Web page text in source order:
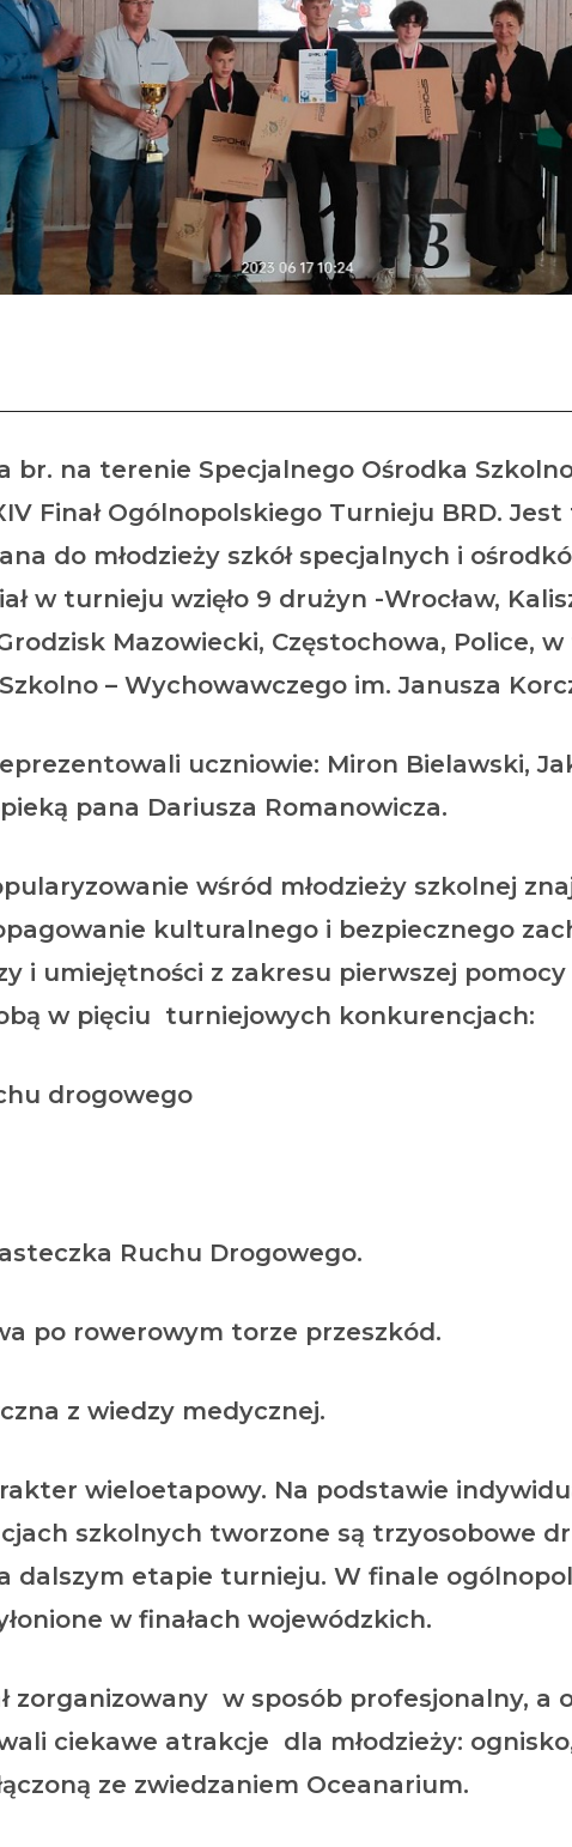
br. na terenie Specjalnego Ośrodka
Finał Ogólnopolskiego Turnieju BRD.
do młodzieży szkół specjalnych i
w turnieju wzięło 9 drużyn -Wrocław,
Mazowiecki, Częstochowa, Police,
– Wychowawczego im. Janusza
uczniowie: Miron Bielawski,
pana Dariusza Romanowicza.
wśród młodzieży szkolnej
kulturalnego i bezpiecznego
i umiejętności z zakresu pierwszej
w pięciu turniejowych konkurencjach:
drogowego
Ruchu Drogowego.
po rowerowym torze przeszkód.
z wiedzy medycznej.
wieloetapowy. Na podstawie
szkolnych tworzone są trzyosobowe
dalszym etapie turnieju. W finale
w finałach wojewódzkich.
zorganizowany w sposób profesjonalny,
ciekawe atrakcje dla młodzieży:
ze zwiedzaniem Oceanarium.